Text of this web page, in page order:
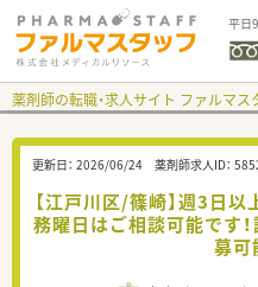
平日
薬剤師の転職・求人サイト ファルマス
更新日： 2026/06/24 薬剤師求人ID：
【江戸川区/篠崎】週3日
務曜日はご相談可能です
募可